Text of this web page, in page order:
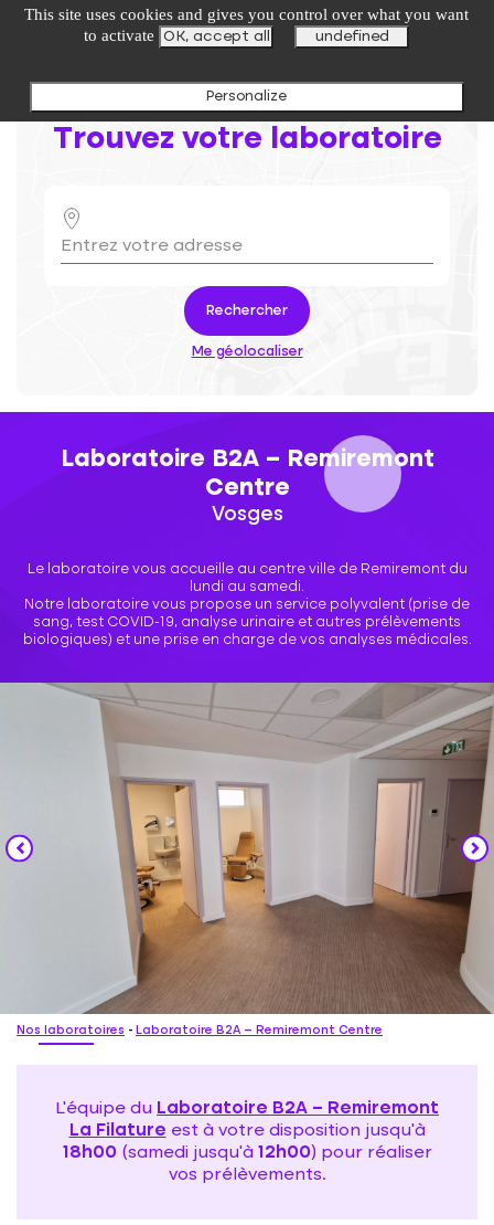
Trouvez votre laboratoire
Rechercher
Me géolocaliser
Laboratoire B2A – Remiremont
Centre
Vosges
Le laboratoire vous accueille au centre ville de Remiremont du
lundi au samedi.
Notre laboratoire vous propose un service polyvalent (prise de
sang, test COVID-19, analyse urinaire et autres prélèvements
biologiques) et une prise en charge de vos analyses médicales.
Nos laboratoires - Laboratoire B2A – Remiremont Centre
L'équipe du Laboratoire B2A – Remiremont
La Filature est à votre disposition jusqu'à
18h00 (samedi jusqu'à 12h00) pour réaliser
vos prélèvements.
undefined
This site uses cookies and gives you control over what you want
to activate
OK, accept all undefined
Personalize